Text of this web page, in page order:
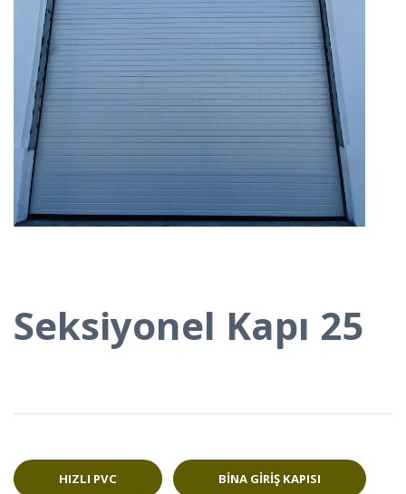
Seksiyonel Kapı 25
HIZLI PVC BINA GIRIŞ KAPISI